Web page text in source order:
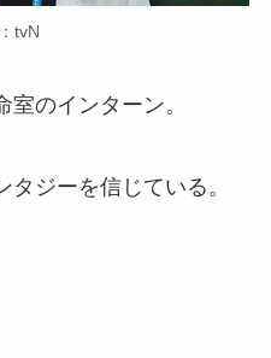
tvN
のインターン。
ジーを信じている。